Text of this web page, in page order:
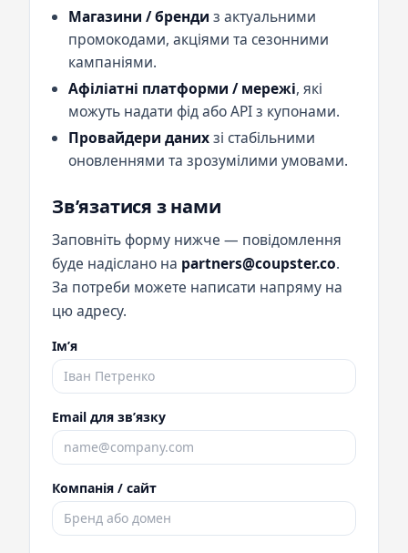
Магазини / бренди з актуальними
промокодами, акціями та сезонними
кампаніями.
Афіліатні платформи / мережі, які
можуть надати фід або API з купонами.
Провайдери данихзі стабільними
оновленнями та зрозумілими умовами.
Звʼязатися з нами
Заповніть форму нижче — повідомлення
буде надіслано на partners@coupster.co.
За потреби можете написати напряму на
цю адресу.
Імʼя
Email для звʼязку
Компанія / сайт